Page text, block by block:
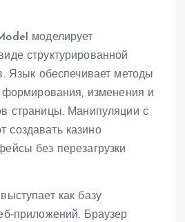
моделирует
структурированной
Язык обеспечивает методы
изменения и
страницы. Манипуляции с
создавать казино
без перезагрузки
как базу
Браузер